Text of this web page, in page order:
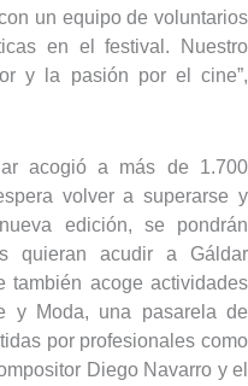
un equipo de voluntarios
en el festival. Nuestro
y la pasión por el cine”,
acogió a más de 1.700
volver a superarse y
edición, se pondrán
quieran acudir a Gáldar
también acoge actividades
y Moda, una pasarela de
por profesionales como
Diego Navarro y el